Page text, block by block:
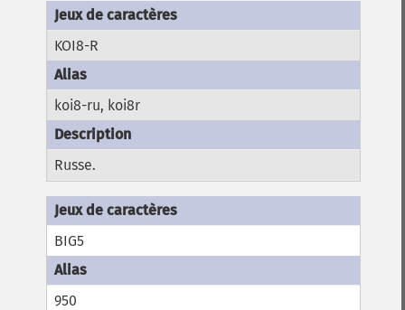
KOI8-R
koi8-ru, koi8r
Russe.
BIG5
950